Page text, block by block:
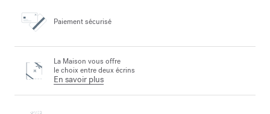
Paiement sécurisé
La Maison vous offre
le choix entre deux écrins
En savoir plus